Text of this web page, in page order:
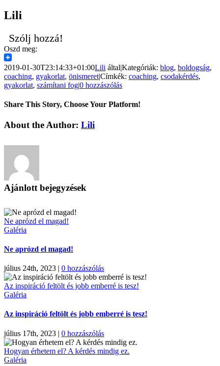
Lili
Szólj hozzá!
Oszd meg:
2019-01-30T23:14:33+01:00Lili által|Kategóriák: blog, boldogság,
coaching, gyakorlat, önismeret|Címkék: coaching, csodakérdés,
gyakorlat, számítani fog|0 hozzászólás
Share This Story, Choose Your Platform!
Facebook
X
Reddit
LinkedIn
Pinterest
Vk
About the Author: Lili
Ajánlott bejegyzések
Ne aprózd el magad!
Galéria
Ne aprózd el magad!
július 24th, 2023 | 0 hozzászólás
Az inspiráció feltölt és jobb emberré is tesz!
Galéria
Az inspiráció feltölt és jobb emberré is tesz!
július 17th, 2023 | 0 hozzászólás
Hogyan érhetem el? A kérdés mindig ez.
Galéria